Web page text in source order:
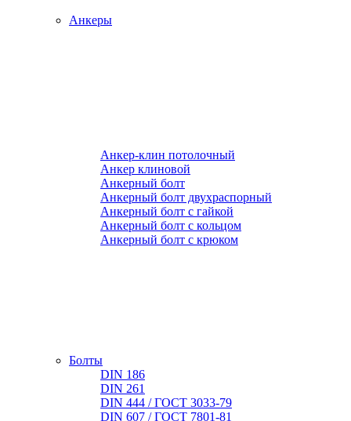
Анкеры
Анкер-клин потолочный
Анкер клиновой
Анкерный болт
Анкерный болт двухраспорный
Анкерный болт с гайкой
Анкерный болт с кольцом
Анкерный болт с крюком
Болты
DIN 186
DIN 261
DIN 444 / ГОСТ 3033-79
DIN 607 / ГОСТ 7801-81